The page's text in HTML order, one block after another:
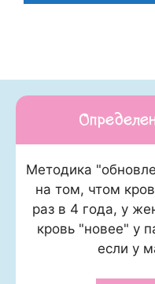
Методика
на том, чтом
раз в 4 года, у
кровь "новее" у
если у